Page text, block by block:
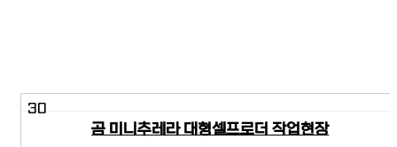
30
곰 미니추레라 대형셀프로더 작업현장